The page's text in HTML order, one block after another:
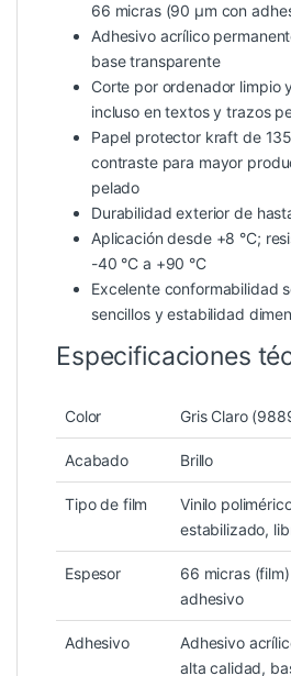
66 micras (90 µm con
Adhesivo acrílico
base transparente
Corte por ordenador limpio
incluso en textos y trazos
Papel protector kraft de
contraste para mayor
pelado
Durabilidad exterior de
Aplicación desde +8 °C;
-40 °C a +90 °C
Excelente conformabilidad
sencillos y estabilidad
Especificaciones
Color Gris Claro
Acabado Brillo
Tipo de film
Vinilo
estabilizado,
Espesor
66 micras
adhesivo
Adhesivo
Adhesivo
alta calidad,